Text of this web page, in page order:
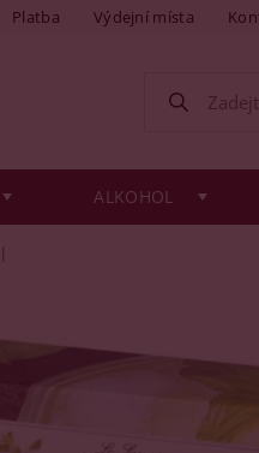
Platba Výdejní místa
ALKOHOL